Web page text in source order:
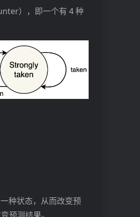
），即一个有 4 种
种状态，从而改变预